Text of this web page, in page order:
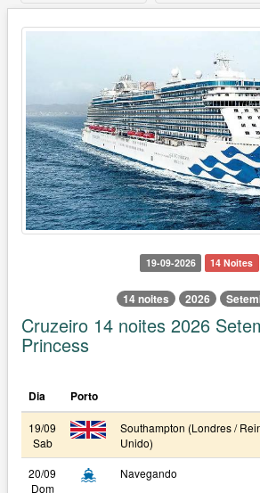
19-09-2026 14 Noites
14 noites 2026
Cruzeiro 14 noites 2026
Princess
Dia Porto
19/09
Sab
Southampton (Londres /
Unido)
20/09
Dom
Navegando